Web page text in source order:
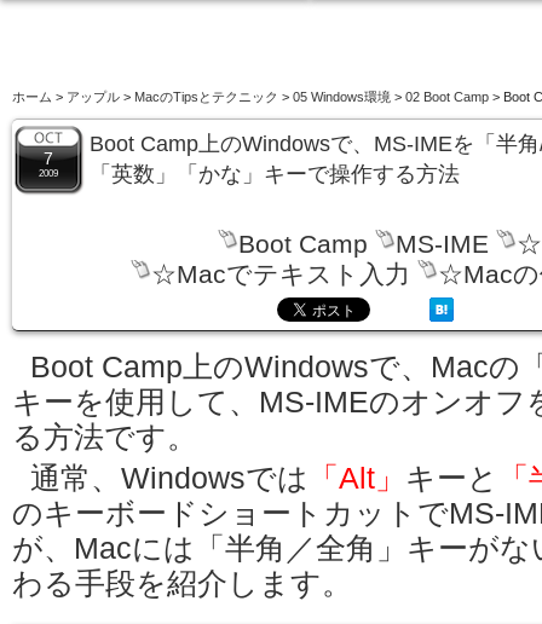
ホーム > アップル > MacのTipsとテクニック > 05 Windows環境 > 02 Boot Camp > Boot
7
2009
Boot Camp上のWindowsで、MS-IMEを「半
「英数」「かな」キーで操作する方法
Boot Camp MS-IME
☆Macでテキスト入力
☆Macの
Boot Camp上のWindowsで、Macの
キーを使用して、MS-IMEのオンオフ
る方法です。
通常、Windowsでは
「Alt」 キーと
のキーボードショートカットでMS-
が、Macには「半角／全角」キーが
わる手段を紹介します。